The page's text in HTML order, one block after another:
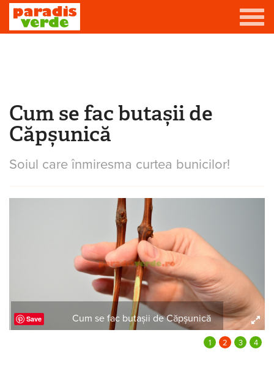
Viță-de-vie
Casă
Producători de vin
Promovează afacerea ta
Eşti aici
Cum se fac butașii de
Căpșunică
Soiul care înmiresma curtea bunicilor!
Save Cum se fac butașii de Căpșunică